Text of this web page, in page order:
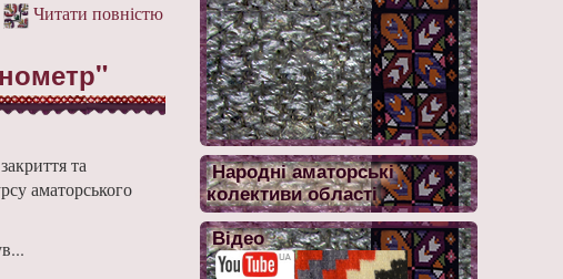
Народні аматорські
колективи області
Відео
Читати повністю
та
аматорського